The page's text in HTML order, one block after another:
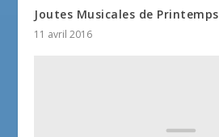
Joutes Musicales de Printemps
11 avril 2016